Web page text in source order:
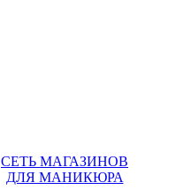
СЕТЬ МАГАЗИНОВ
ДЛЯ МАНИКЮРА